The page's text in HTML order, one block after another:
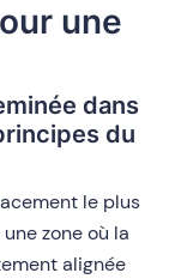
une
dans
du
le plus
zone où la
alignée